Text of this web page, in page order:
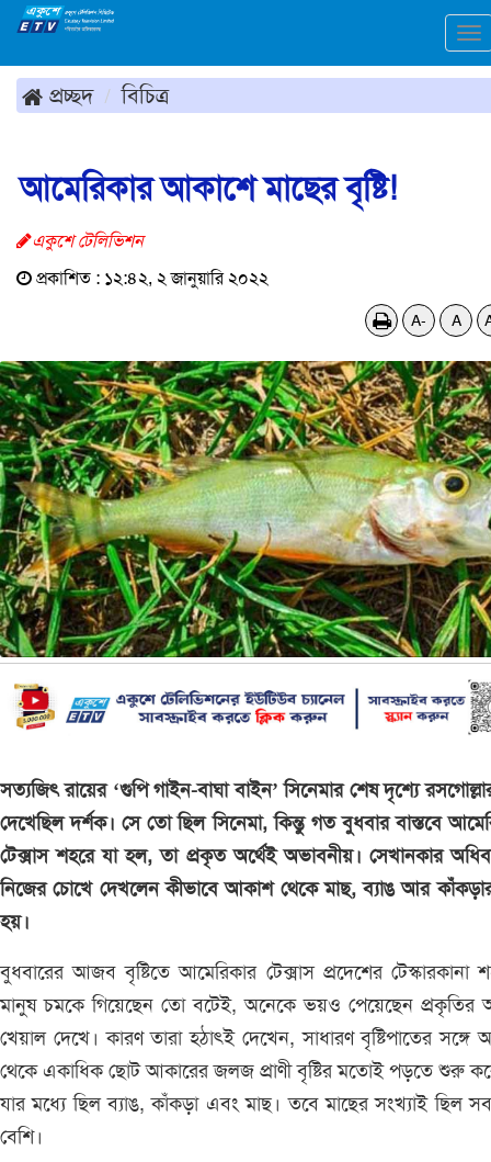
প্রচ্ছদ বিচিত্র
আমেরিকার আকাশে মাছের বৃষ্টি!
একুশে টেলিভিশন
প্রকাশিত : ১২:৪২, ২ জানুয়ারি ২০২২
A- A
সত্যজিৎ রায়ের ‘গুপি গাইন-বাঘা বাইন’ সিনেমার শেষ দৃশ্যে
দেখেছিল দর্শক। সে তো ছিল সিনেমা, কিন্তু গত বুধবার বাস্তবে
টেক্সাস শহরে যা হল, তা প্রকৃত অর্থেই অভাবনীয়। সেখানকার
নিজের চোখে দেখলেন কীভাবে আকাশ থেকে মাছ, ব্যাঙ আর কাঁকড়ার
হয়।
বুধবারের আজব বৃষ্টিতে আমেরিকার টেক্সাস প্রদেশের টেস্কারকানা
মানুষ চমকে গিয়েছেন তো বটেই, অনেকে ভয়ও পেয়েছেন
খেয়াল দেখে। কারণ তারা হঠাৎই দেখেন, সাধারণ বৃষ্টিপাতের সঙ্গে
থেকে একাধিক ছোট আকারের জলজ প্রাণী বৃষ্টির মতোই পড়তে শুরু
যার মধ্যে ছিল ব্যাঙ, কাঁকড়া এবং মাছ। তবে মাছের সংখ্যাই ছিল
বেশি।